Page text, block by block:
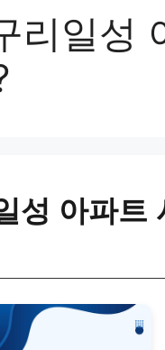
리일성
성 아파트